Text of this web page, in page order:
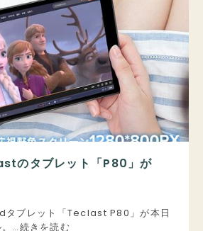
のタブレット「P80」が
ブレット「Teclast P80」が本日
。…続きを読む